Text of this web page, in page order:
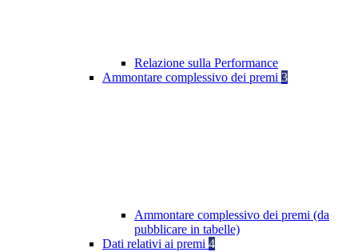
Relazione sulla Performance
Ammontare complessivo dei premi 3
Ammontare complessivo dei premi (da
pubblicare in tabelle)
Dati relativi ai premi 4